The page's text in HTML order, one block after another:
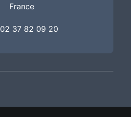
France
02 37 82 09 20